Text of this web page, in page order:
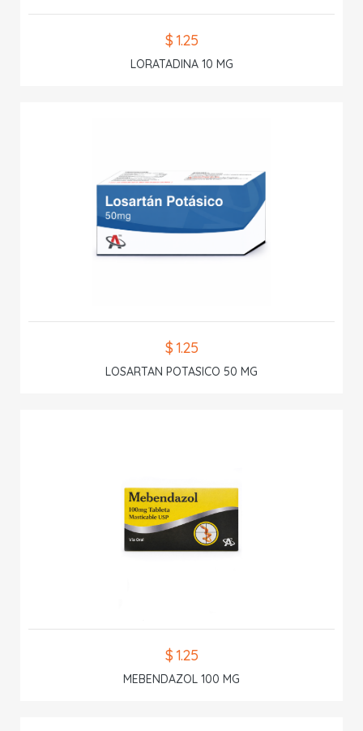
$ 1.25
LORATADINA 10 MG
$ 1.25
LOSARTAN POTASICO 50 MG
$ 1.25
MEBENDAZOL 100 MG